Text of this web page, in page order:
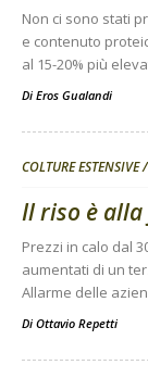
Non ci sono stati
e contenuto
al 15-20% più
Di Eros Gualandi
COLTURE ESTENSIVE
Il riso è
Prezzi in calo dal
aumentati di un
Allarme delle
Di Ottavio Repetti